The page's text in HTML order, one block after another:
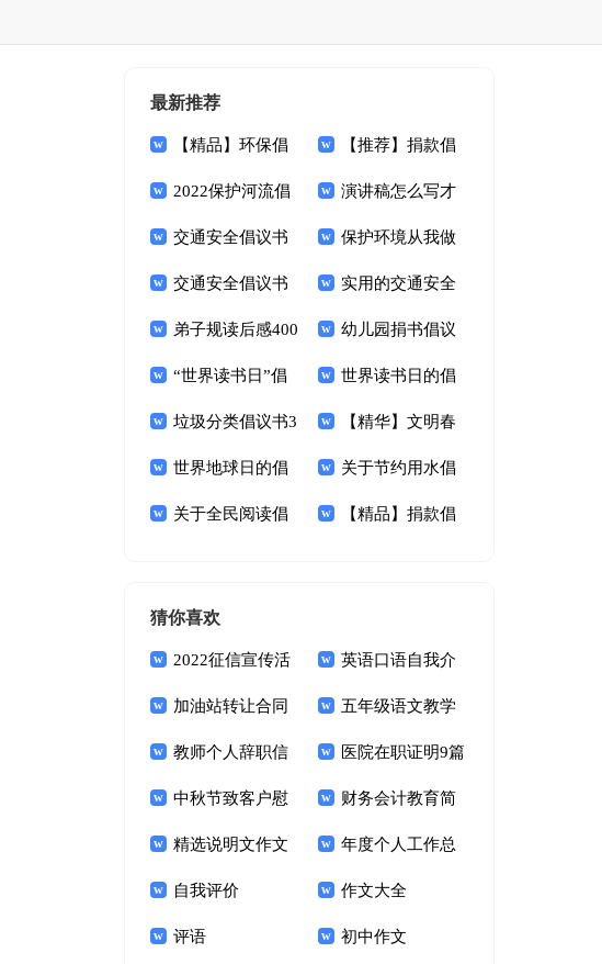
最新推荐
【精品】环保倡
议书范文合集八篇
【推荐】捐款倡
议书范文集合9篇
2022保护河流倡
议书
演讲稿怎么写才
打动人
交通安全倡议书
(集锦15篇)
保护环境从我做
起倡议书五篇
交通安全倡议书
范文六篇
实用的交通安全
倡议书4篇
弟子规读后感400
字
幼儿园捐书倡议
书
“世界读书日”倡
议书
世界读书日的倡
议书
垃圾分类倡议书3
篇
【精华】文明春
节倡议书3篇
世界地球日的倡
议书
关于节约用水倡
议书集锦7篇
关于全民阅读倡 【精品】捐款倡
猜你喜欢
2022征信宣传活
动总结
英语口语自我介
绍(通用15篇)
加油站转让合同 五年级语文教学
工作总结(15篇)
教师个人辞职信
15篇
医院在职证明9篇
中秋节致客户慰
问信
财务会计教育简
历表格
精选说明文作文
七篇
年度个人工作总
结(15篇)
自我评价 作文大全
评语 初中作文